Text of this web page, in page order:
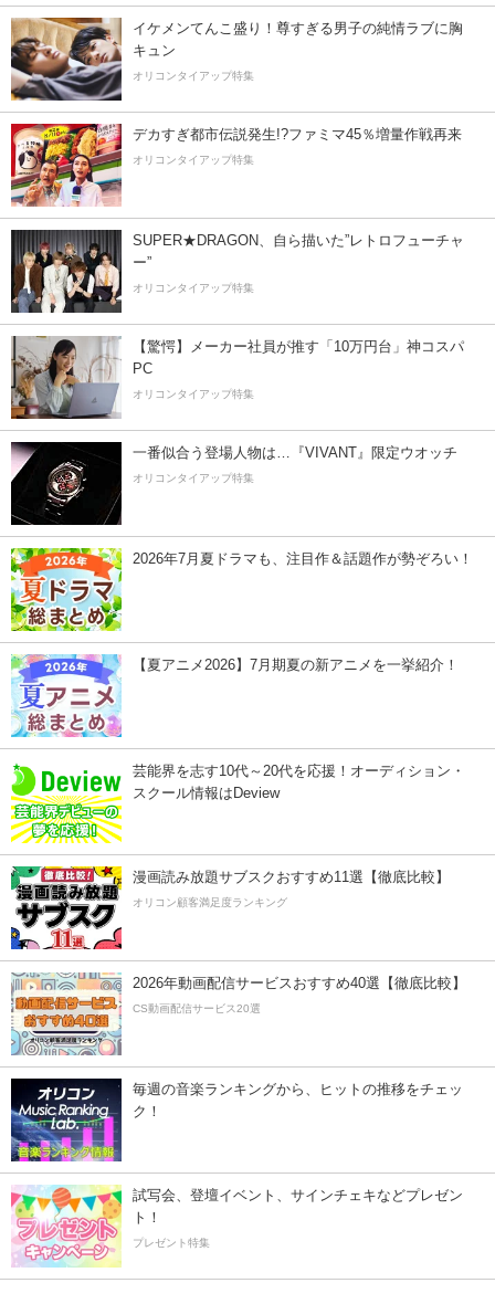
イケメンてんこ盛り！尊すぎる男子の純情ラブに胸
キュン
オリコンタイアップ特集
デカすぎ都市伝説発生!?ファミマ45％増量作戦再来
オリコンタイアップ特集
SUPER★DRAGON、自ら描いた”レトロフューチャ
ー”
オリコンタイアップ特集
【驚愕】メーカー社員が推す「10万円台」神コスパ
PC
オリコンタイアップ特集
一番似合う登場人物は…『VIVANT』限定ウオッチ
オリコンタイアップ特集
2026年7月夏ドラマも、注目作＆話題作が勢ぞろい！
【夏アニメ2026】7月期夏の新アニメを一挙紹介！
芸能界を志す10代～20代を応援！オーディション・
スクール情報はDeview
漫画読み放題サブスクおすすめ11選【徹底比較】
オリコン顧客満足度ランキング
2026年動画配信サービスおすすめ40選【徹底比較】
CS動画配信サービス20選
毎週の音楽ランキングから、ヒットの推移をチェッ
ク！
試写会、登壇イベント、サインチェキなどプレゼン
ト！
プレゼント特集